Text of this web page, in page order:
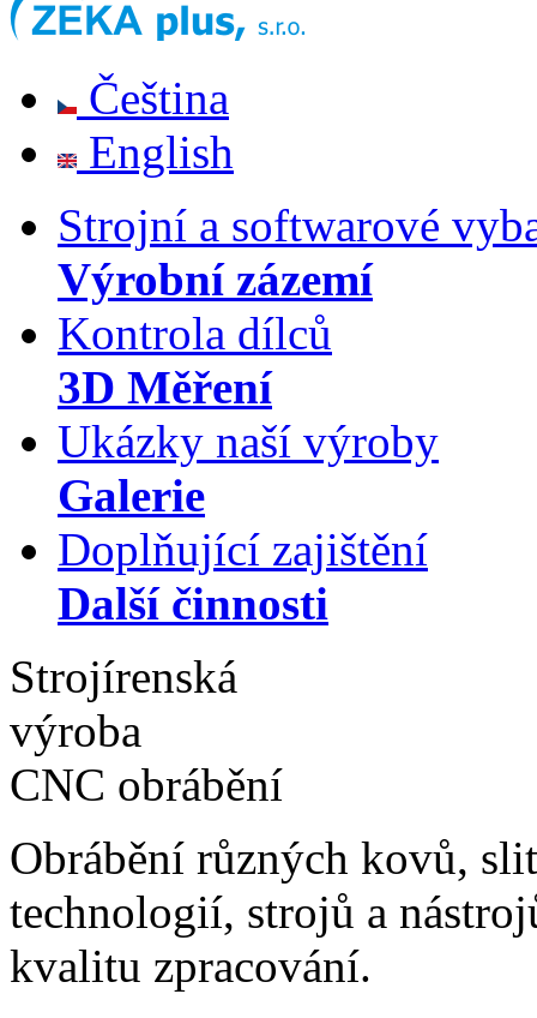
Čeština
English
Strojní a softwarové
Výrobní zázemí
Kontrola dílců
3D Měření
Ukázky naší výroby
Galerie
Doplňující zajištění
Další činnosti
Strojírenská
výroba
CNC obrábění
Obrábění různých kovů,
technologií, strojů a
kvalitu zpracování.